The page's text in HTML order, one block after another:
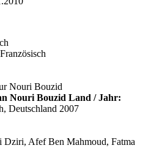
Nouri Bouzid
Nouri Bouzid Land / Jahr:
Deutschland 2007
Afef Ben Mahmoud, Fatma